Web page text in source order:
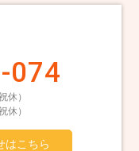
074
休）
休）
はこちら